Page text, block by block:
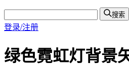
搜索
登录/注册
绿色霓虹灯背景